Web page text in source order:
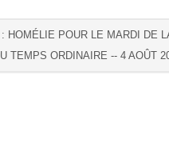
HOMÉLIE POUR LE MARDI DE
TEMPS ORDINAIRE -- 4 AOÛT